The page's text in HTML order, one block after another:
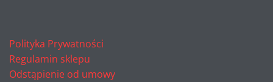
Polityka Prywatności
Regulamin sklepu
Odstąpienie od umowy